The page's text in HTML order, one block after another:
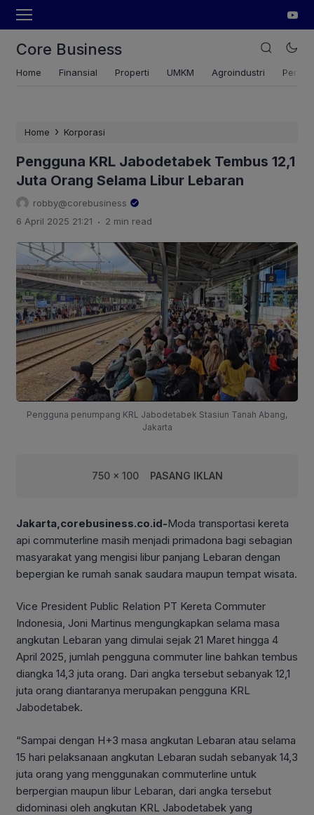
Core Business
Home Finansial Properti UMKM Agroindustri
Home › Korporasi
Pengguna KRL Jabodetabek Tembus 12,1
Juta Orang Selama Libur Lebaran
robby@corebusiness
6 April 2025 21:21 . 2 min read
Pengguna penumpang KRL Jabodetabek Stasiun Tanah Abang,
Jakarta
750 x 100 PASANG IKLAN
Jakarta,corebusiness.co.id-Moda transportasi kereta
api commuterline masih menjadi primadona bagi sebagian
masyarakat yang mengisi libur panjang Lebaran dengan
bepergian ke rumah sanak saudara maupun tempat wisata.
Vice President Public Relation PT Kereta Commuter
Indonesia, Joni Martinus mengungkapkan selama masa
angkutan Lebaran yang dimulai sejak 21 Maret hingga 4
April 2025, jumlah pengguna commuter line bahkan tembus
diangka 14,3 juta orang. Dari angka tersebut sebanyak 12,1
juta orang diantaranya merupakan pengguna KRL
Jabodetabek.
“Sampai dengan H+3 masa angkutan Lebaran atau selama
15 hari pelaksanaan angkutan Lebaran sudah sebanyak 14,3
juta orang yang menggunakan commuterline untuk
berpergian maupun libur Lebaran, dari angka tersebut
didominasi oleh angkutan KRL Jabodetabek yang